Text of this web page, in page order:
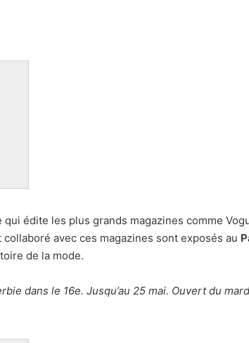
édite les plus grands magazines comme
avec ces magazines sont exposés au
de la mode.
dans le 16e. Jusqu’au 25 mai. Ouvert du